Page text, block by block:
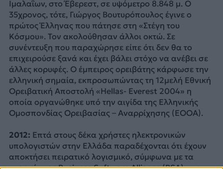
Ιμαλαΐων, στο Έβερεστ, σε υψόμετρο 8.848 μ. Ο
35χρονος, τότε, Γιώργος Βουτυρόπουλος έγινε ο
πρώτος Έλληνας που πάτησε στη «Στέγη του
Κόσμου». Τον ακολούθησαν άλλοι οκτώ. Σε
συνέντευξη που παραχώρησε είπε ότι δεν θα το
επιχειρούσε ξανά και έχει βάλει στόχο να ανέβει σε
άλλες κορυφές. Ο έμπειρος ορειβάτης κάρφωσε την
ελληνική σημαία, εκπροσωπώντας τη 12μελή Εθνική
Ορειβατική Αποστολή «Ηellas- Εverest 2004» η
οποία οργανώθηκε υπό την αιγίδα της Ελληνικής
Ομοσπονδίας Ορειβασίας – Αναρρίχησης (ΕΟΟΑ).
2012: Επτά στους δέκα χρήστες ηλεκτρονικών
υπολογιστών στην Ελλάδα παραδέχονται ότι έχουν
αποκτήσει πειρατικό λογισμικό, σύμφωνα με τα